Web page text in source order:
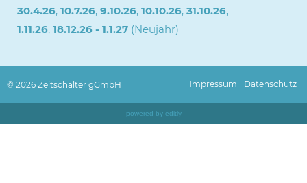
30.4.26, 10.7.26, 9.10.26, 10.10.26, 31.10.26,
1.11.26, 18.12.26 - 1.1.27 (Neujahr)
© 2026 Zeitschalter gGmbH Impressum Datenschutz
powered by editly